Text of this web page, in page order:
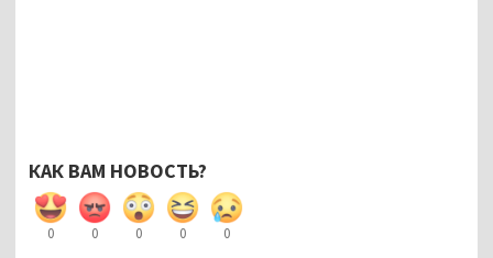
КАК ВАМ НОВОСТЬ?
0 0 0 0 0